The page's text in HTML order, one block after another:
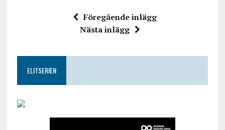
Föregående inlägg
Nästa inlägg
ELITSERIEN